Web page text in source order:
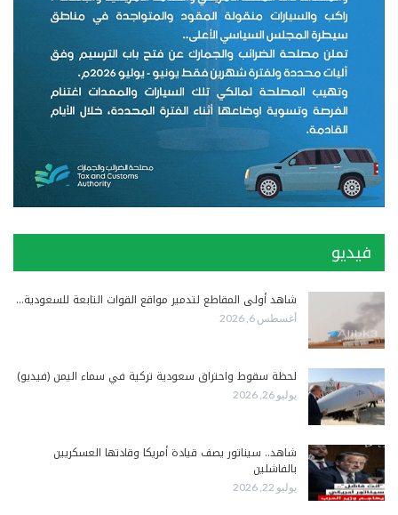
فيديو
شاهد أولى المقاطع لتدمير مواقع القوات التابعة للسعودية…
أغسطس 6, 2026
لحظة سقوط واحتراق سعودية تركية في سماء اليمن (فيديو)
يوليو 26, 2026
شاهد.. سيناتور يصف قيادة أمريكا وقادتها العسكريين
بالفاشلين
يوليو 22, 2026